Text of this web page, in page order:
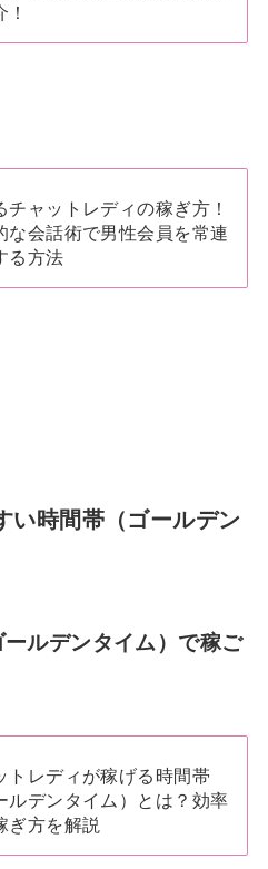
！
チャットレディの稼ぎ方！
な会話術で男性会員を常連
る方法
い時間帯（ゴールデン
ルデンタイム）で稼ご
トレディが稼げる時間帯
ルデンタイム）とは？効率
ぎ方を解説